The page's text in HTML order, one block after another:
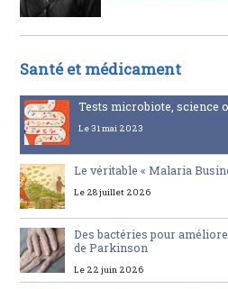
Santé et médicament
Tests microbiote, science
Le 31 mai 2023
Le véritable « Malaria
Le 28 juillet 2026
Des bactéries pour
de Parkinson
Le 22 juin 2026